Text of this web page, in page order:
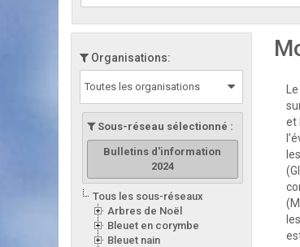
Organisations:
Toutes les organisations
Sous-réseau sélectionné :
Bulletins d'information
2024
Tous les sous-réseaux
Arbres de Noël
Bleuet en corymbe
Bleuet nain
et